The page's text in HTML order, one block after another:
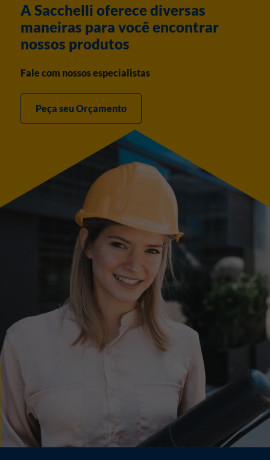
A Sacchelli oferece diversas
maneiras para você encontrar
nossos produtos
Fale com nossos especialistas
Peça seu Orçamento